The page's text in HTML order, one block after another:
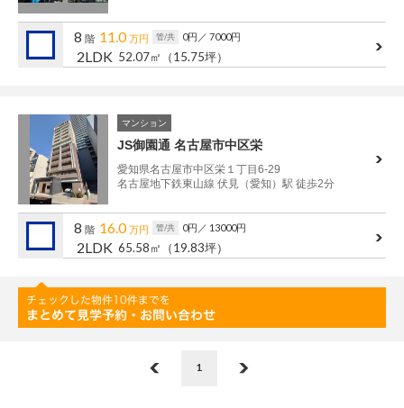
8 階 11.0万円 管/共 0円 ／ 7000円
2LDK 52.07㎡ （15.75坪）
マンション
JS御園通 名古屋市中区栄
愛知県名古屋市中区栄１丁目6-29
名古屋地下鉄東山線 伏見（愛知）駅 徒歩2分
8 階 16.0万円 管/共 0円 ／ 13000円
2LDK 65.58㎡ （19.83坪）
1